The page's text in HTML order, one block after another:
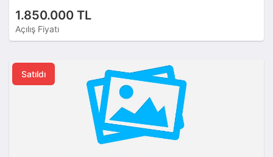
1.850.000 TL
Açılış Fiyatı
Satıldı